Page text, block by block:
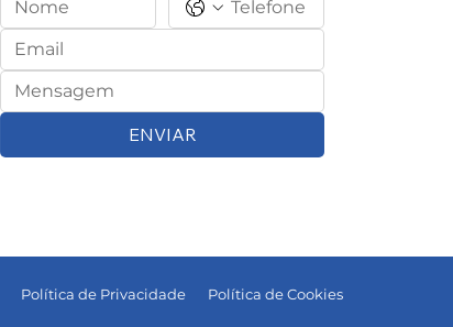
Política de Privacidade Política de Cookies
ENVIAR